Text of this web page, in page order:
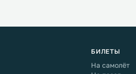
БИЛЕТЫ
На самолёт